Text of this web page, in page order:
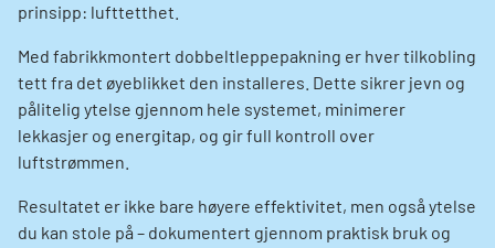
prinsipp: lufttetthet.
Med fabrikkmontert dobbeltleppepakning er hver tilkobling
tett fra det øyeblikket den installeres. Dette sikrer jevn og
pålitelig ytelse gjennom hele systemet, minimerer
lekkasjer og energitap, og gir full kontroll over
luftstrømmen.
Resultatet er ikke bare høyere effektivitet, men også ytelse
du kan stole på – dokumentert gjennom praktisk bruk og